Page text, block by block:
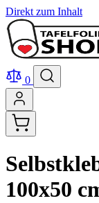
Direkt zum Inhalt
0
100x50